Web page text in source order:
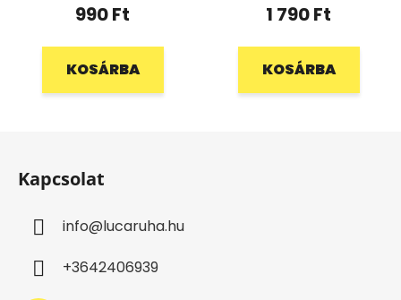
990 Ft
KOSÁRBA
1 790 Ft
KOSÁRBA
Kapcsolat
info@lucaruha.hu
+3642406939